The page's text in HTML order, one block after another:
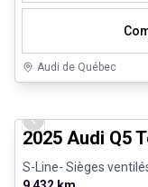
Audi de Québec
Véhicules d'occasion
Previous slide
2025 Audi Q5
S-Line- Sièges